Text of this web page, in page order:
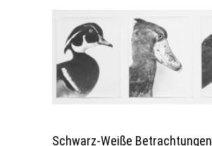
Schwarz-Weiße Betrachtungen